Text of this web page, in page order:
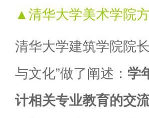
▲清华大学美术学院
清华大学建筑学院院
与文化”做了阐述： 学
计相关专业教育的交